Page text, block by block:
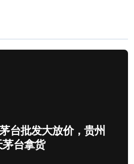
台批发大放价，贵州
台拿货